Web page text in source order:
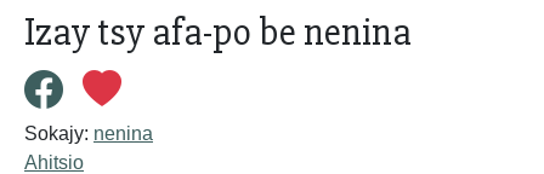
Izay tsy afa-po be nenina
Sokajy: nenina
Ahitsio